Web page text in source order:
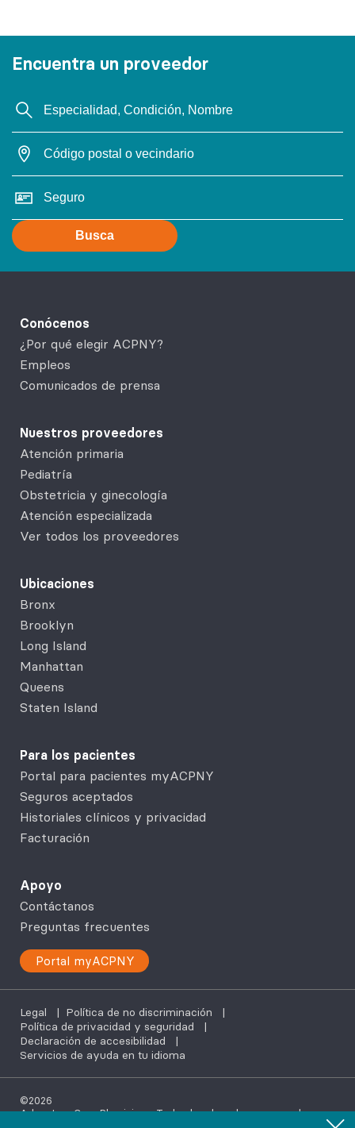
Encuentra un proveedor
Busca
Conócenos
¿Por qué elegir ACPNY?
Empleos
Comunicados de prensa
Nuestros proveedores
Atención primaria
Pediatría
Obstetricia y ginecología
Atención especializada
Ver todos los proveedores
Ubicaciones
Bronx
Brooklyn
Long Island
Manhattan
Queens
Staten Island
Para los pacientes
Portal para pacientes myACPNY
Seguros aceptados
Historiales clínicos y privacidad
Facturación
Apoyo
Contáctanos
Preguntas frecuentes
Portal myACPNY
Legal | Política de no discriminación
|
Política de privacidad y seguridad
|
Declaración de accesibilidad
|
Servicios de ayuda en tu idioma
©2026
AdvantageCare Physicians. Todos los derechos reservados.